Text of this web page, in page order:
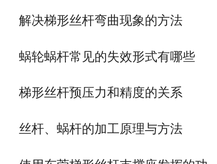
解决梯形丝杆弯曲现象的方法
蜗轮蜗杆常见的失效形式有哪些
梯形丝杆预压力和精度的关系
丝杆、蜗杆的加工原理与方法